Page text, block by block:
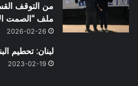
من التوقف
ملف “الصمت
2026-02-26
لبنان: تحطيم
2023-02-19